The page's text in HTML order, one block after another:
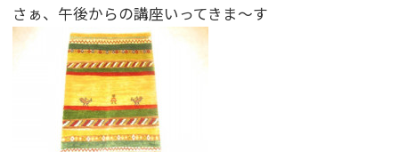
さぁ、午後からの講座いってきま〜す